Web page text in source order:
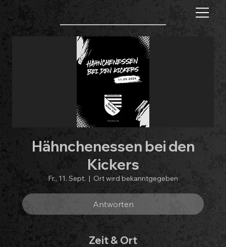
Hähnchenessen bei den
Kickers
Fr., 11. Sept.
  |
Ort wird bekanntgegeben
Antworten
Zeit & Ort